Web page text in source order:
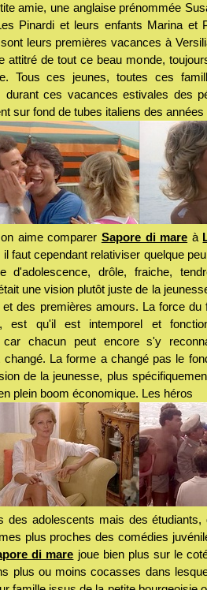
amie, une anglaise prénommée
Pinardi et leurs enfants Marina et
leurs premières vacances à
attitré de tout ce beau monde,
Tous ces jeunes, toutes ces
durant ces vacances estivales des
sur fond de tubes italiens des années
aime comparer Sapore di mare à
il faut cependant relativiser quelque
d'adolescence, drôle, fraiche,
une vision plutôt juste de la
des premières amours. La force du
est qu'il est intemporel et
car chacun peut encore s'y
changé. La forme a changé pas le
de la jeunesse, plus
plein boom économique. Les héros
des adolescents mais des
plus proches des comédies
di mare joue bien plus sur le
plus ou moins cocasses dans